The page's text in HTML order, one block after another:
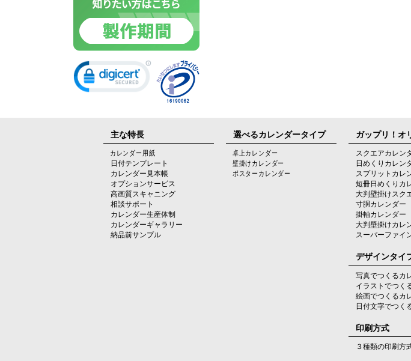
主な特長
カレンダー用紙
日付テンプレート
カレンダー見本帳
オプションサービス
高画質スキャニング
相談サポート
カレンダー生産体制
カレンダーギャラリー
納品前サンプル
選べるカレンダータイプ
卓上カレンダー
壁掛けカレンダー
ポスターカレンダー
ガップリ！オ
スクエアカレン
日めくりカレン
スプリットカレ
短冊日めくりカ
大判壁掛けスク
寸胴カレンダー
掛軸カレンダー
大判壁掛けカレ
スーパーファイ
デザインタイ
写真でつくるカ
イラストでつく
絵画でつくるカ
日付文字でつく
印刷方式
３種類の印刷方